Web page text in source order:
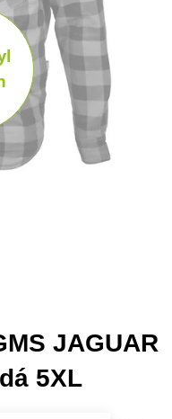
JAGUAR
5XL